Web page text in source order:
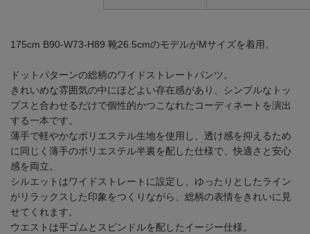
175cm B90-W73-H89 靴26.5cmのモデルがMサイズを着用。
ドットパターンの総柄のワイドストレートパンツ。
きれいめな雰囲気の中にほどよい存在感があり、シンプルなトッ
プスと合わせるだけで個性的かつこなれたコーディネートを演出
する一本です。
薄手で軽やかなポリエステル生地を使用し、透け感を抑えるため
に同じく薄手のポリエステル半裏を配した仕様で、快適さと安心
感を両立。
シルエットはワイドストレートに設定し、ゆったりとしたライン
がリラックスした印象をつくりながら、総柄の表情をきれいに見
せてくれます。
ウエストは平ゴムとスピンドルを配したイージー仕様。